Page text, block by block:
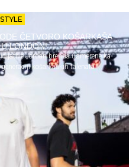
ČETVORO KOŠARKAŠA
LONDON!
Jordan brenda usmerene ka
košarkaških talenata